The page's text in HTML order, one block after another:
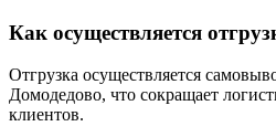
Как осуществляется
Отгрузка осуществляется
Домодедово, что сокращает
клиентов.